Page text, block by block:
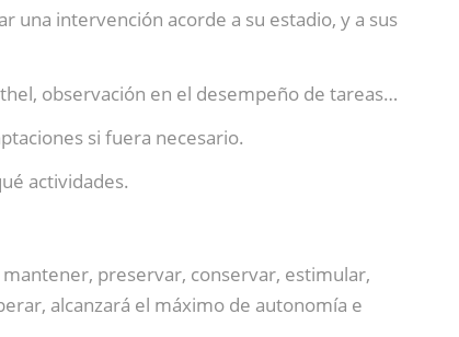
una intervención acorde a su estadio, y a sus
observación en el desempeño de tareas…
si fuera necesario.
actividades.
preservar, conservar, estimular,
alcanzará el máximo de autonomía e